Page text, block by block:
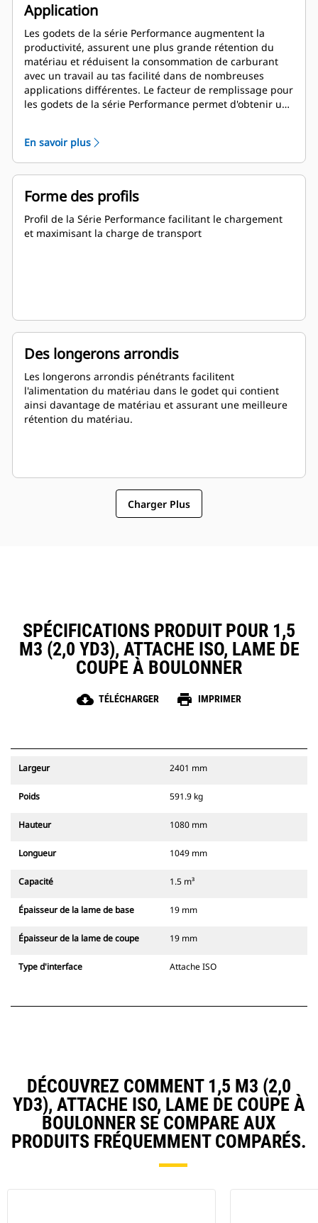
Application
Les godets de la série Performance augmentent la
productivité, assurent une plus grande rétention du
matériau et réduisent la consommation de carburant
avec un travail au tas facilité dans de nombreuses
applications différentes. Le facteur de remplissage pour
les godets de la série Performance permet d'obtenir une
En savoir plus
Forme des profils
Profil de la Série Performance facilitant le chargement
et maximisant la charge de transport
Des longerons arrondis
Les longerons arrondis pénétrants facilitent
l'alimentation du matériau dans le godet qui contient
ainsi davantage de matériau et assurant une meilleure
rétention du matériau.
Charger Plus
SPÉCIFICATIONS PRODUIT POUR 1,5
M3 (2,0 YD3), ATTACHE ISO, LAME DE
COUPE À BOULONNER
cloud_download TÉLÉCHARGER print IMPRIMER
Largeur 2401 mm
Poids 591.9 kg
Hauteur 1080 mm
Longueur 1049 mm
Capacité 1.5 m³
Épaisseur de la lame de base 19 mm
Épaisseur de la lame de coupe 19 mm
Type d'interface Attache ISO
DÉCOUVREZ COMMENT 1,5 M3 (2,0
YD3), ATTACHE ISO, LAME DE COUPE À
BOULONNER SE COMPARE AUX
PRODUITS FRÉQUEMMENT COMPARÉS.